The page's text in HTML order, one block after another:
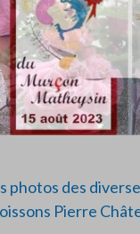
photos des
Pierre